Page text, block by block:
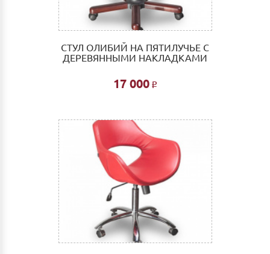
СТУЛ ОЛИБИЙ НА ПЯТИЛУЧЬЕ С
ДЕРЕВЯННЫМИ НАКЛАДКАМИ
17 000 Р